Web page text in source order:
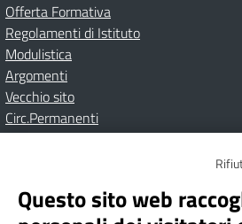
Offerta Formativa
Regolamenti di Istituto
Modulistica
Argomenti
Vecchio sito
Circ.Permanenti
Albo
Dichiarazione di accessibilità
Questo sito web